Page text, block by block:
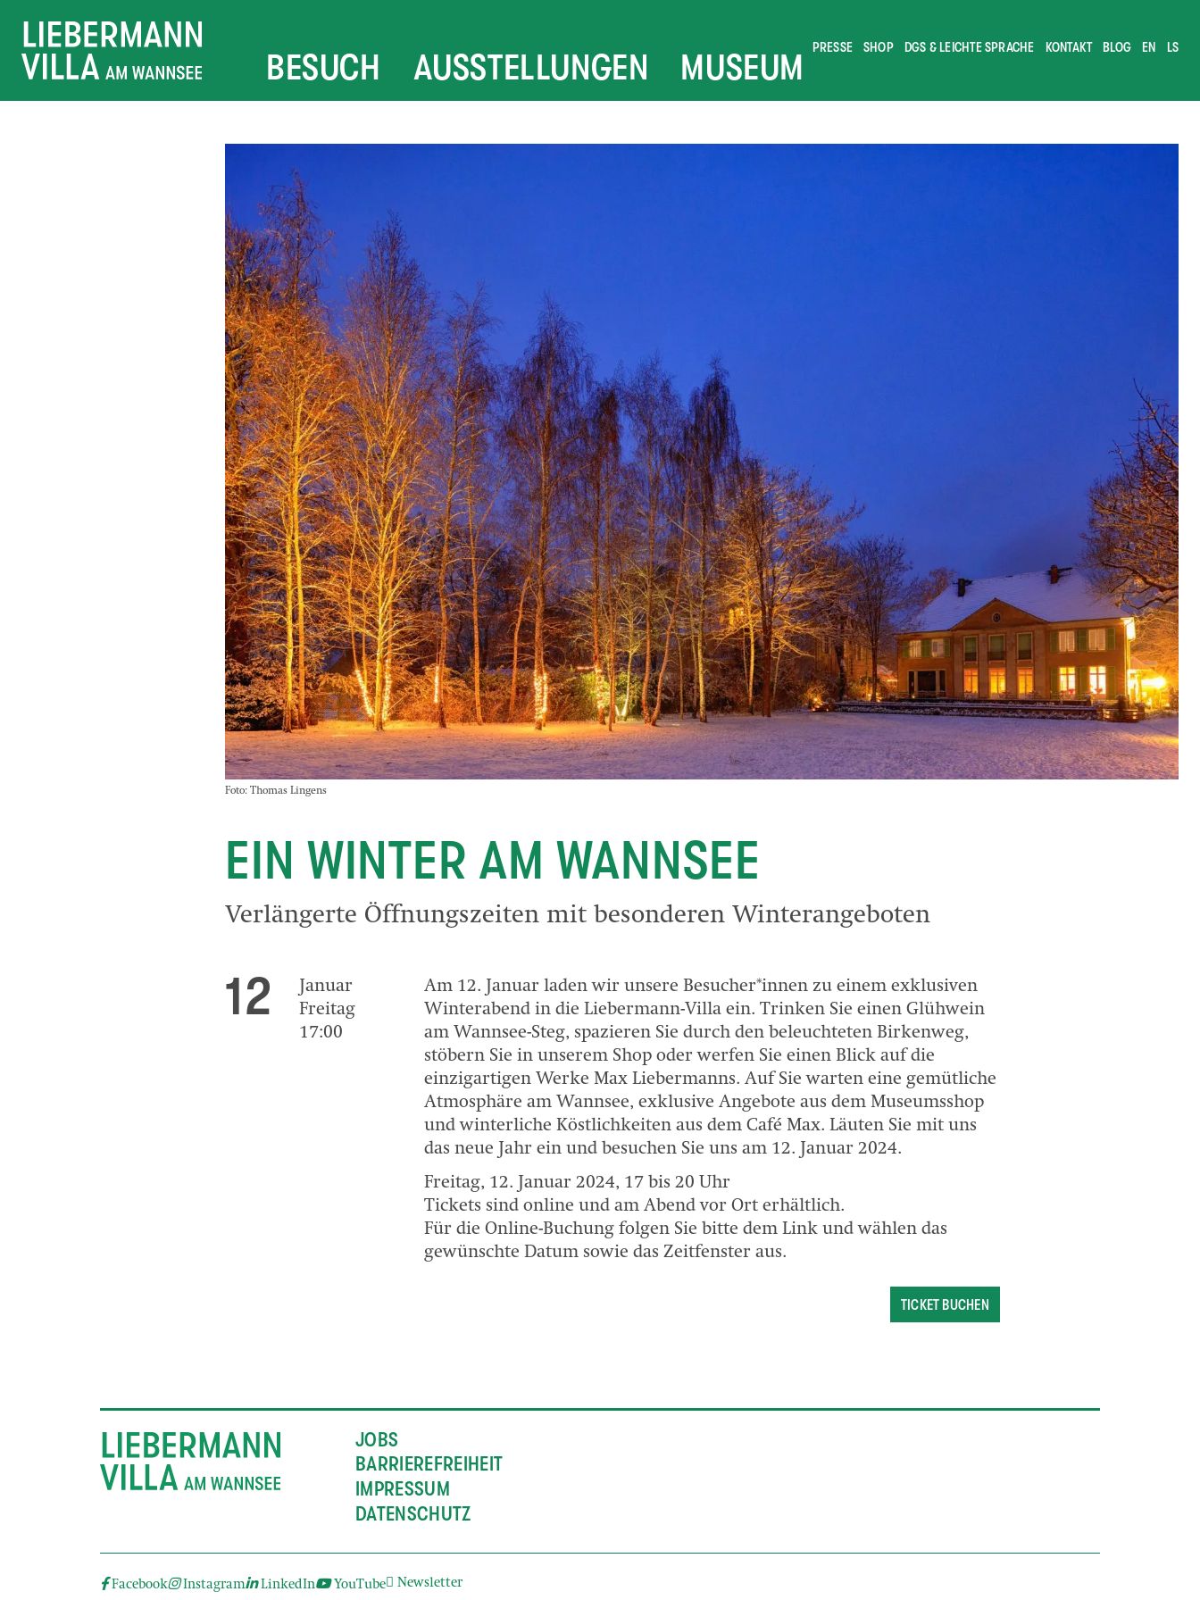
BESUCH AUSSTELLUNGEN MUSEUM PRESSE SHOP DGS & LEICHTE SPRACHE KONTAKT BLOG EN LS
Foto: Thomas Lingens
EIN WINTER AM WANNSEE
Verlängerte Öffnungszeiten mit besonderen Winterangeboten
Am 12. Januar laden wir unsere Besucher*innen zu einem exklusiven
Winterabend in die Liebermann-Villa ein. Trinken Sie einen Glühwein
am Wannsee-Steg, spazieren Sie durch den beleuchteten Birkenweg,
stöbern Sie in unserem Shop oder werfen Sie einen Blick auf die
einzigartigen Werke Max Liebermanns. Auf Sie warten eine gemütliche
Atmosphäre am Wannsee, exklusive Angebote aus dem Museumsshop
und winterliche Köstlichkeiten aus dem Café Max. Läuten Sie mit uns
das neue Jahr ein und besuchen Sie uns am 12. Januar 2024.
Freitag, 12. Januar 2024, 17 bis 20 Uhr
Tickets sind online und am Abend vor Ort erhältlich.
Für die Online-Buchung folgen Sie bitte dem Link und wählen das
gewünschte Datum sowie das Zeitfenster aus.
12
Januar
Freitag
17:00
TICKET BUCHEN
JOBS
BARRIEREFREIHEIT
IMPRESSUM
DATENSCHUTZ
Facebook Instagram LinkedIn YouTube Newsletter